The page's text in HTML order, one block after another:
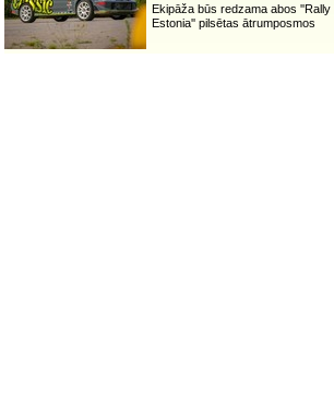
Ekipāža būs redzama abos ''Rally
Estonia'' pilsētas ātrumposmos